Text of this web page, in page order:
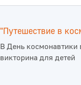
"Путешествие в
В День космонавтики
викторина для детей